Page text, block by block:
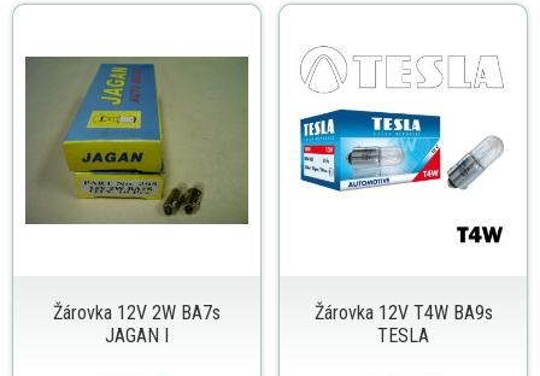
Žárovka 12V 2W BA7s
JAGAN I
Žárovka 12V T4W BA9s
TESLA